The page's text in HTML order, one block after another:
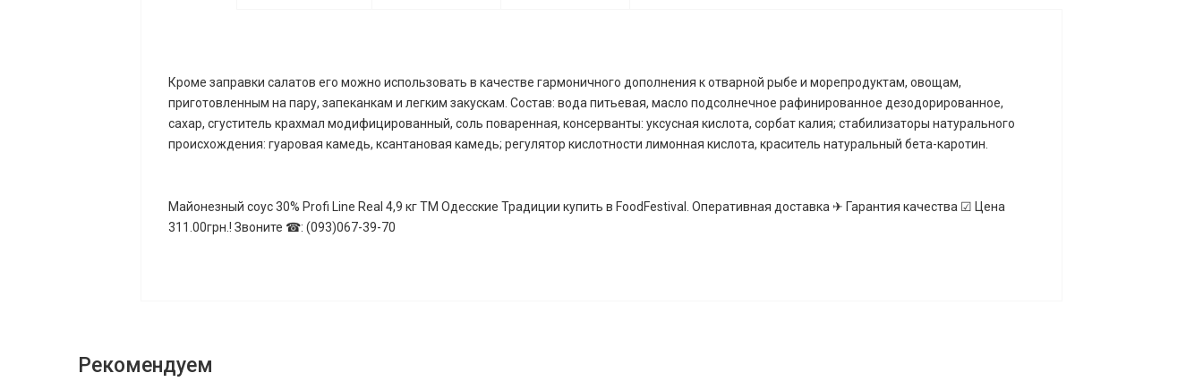
Кроме заправки салатов его можно использовать в качестве гармоничного дополнения к отварной рыбе и морепродуктам, овощам,
приготовленным на пару, запеканкам и легким закускам. Состав: вода питьевая, масло подсолнечное рафинированное дезодорированное,
сахар, сгуститель крахмал модифицированный, соль поваренная, консерванты: уксусная кислота, сорбат калия; стабилизаторы натурального
происхождения: гуаровая камедь, ксантановая камедь; регулятор кислотности лимонная кислота, краситель натуральный бета-каротин.
Майонезный соус 30% Profi Line Real 4,9 кг ТМ Одесские Традиции купить в FoodFestival. Оперативная доставка ✈ Гарантия качества ☑ Цена
311.00грн.! Звоните ☎: (093)067-39-70
Рекомендуем